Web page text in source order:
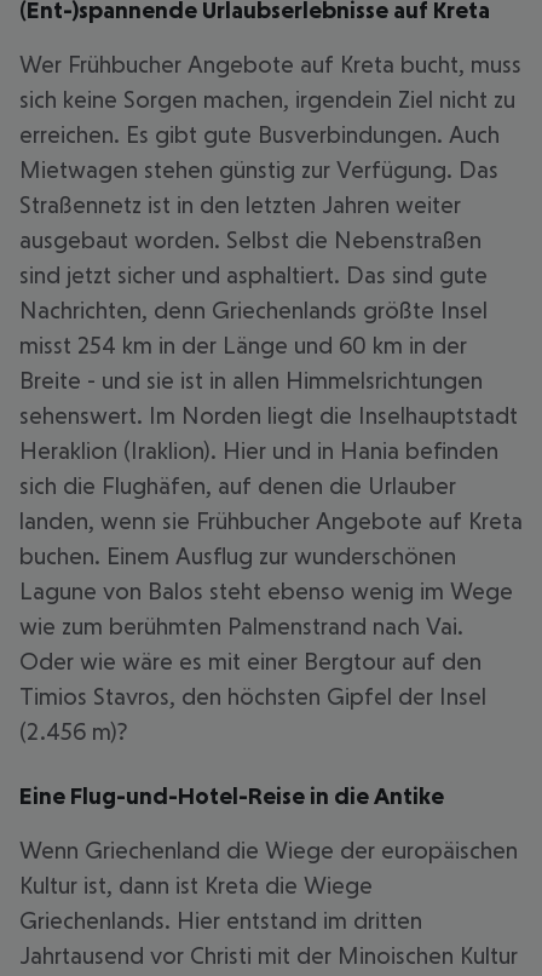
(Ent-)spannende Urlaubserlebnisse auf Kreta
Wer Frühbucher Angebote auf Kreta bucht, muss
sich keine Sorgen machen, irgendein Ziel nicht zu
erreichen. Es gibt gute Busverbindungen. Auch
Mietwagen stehen günstig zur Verfügung. Das
Straßennetz ist in den letzten Jahren weiter
ausgebaut worden. Selbst die Nebenstraßen
sind jetzt sicher und asphaltiert. Das sind gute
Nachrichten, denn Griechenlands größte Insel
misst 254 km in der Länge und 60 km in der
Breite - und sie ist in allen Himmelsrichtungen
sehenswert. Im Norden liegt die Inselhauptstadt
Heraklion (Iraklion). Hier und in Hania befinden
sich die Flughäfen, auf denen die Urlauber
landen, wenn sie Frühbucher Angebote auf Kreta
buchen. Einem Ausflug zur wunderschönen
Lagune von Balos steht ebenso wenig im Wege
wie zum berühmten Palmenstrand nach Vai.
Oder wie wäre es mit einer Bergtour auf den
Timios Stavros, den höchsten Gipfel der Insel
(2.456 m)?
Eine Flug-und-Hotel-Reise in die Antike
Wenn Griechenland die Wiege der europäischen
Kultur ist, dann ist Kreta die Wiege
Griechenlands. Hier entstand im dritten
Jahrtausend vor Christi mit der Minoischen Kultur